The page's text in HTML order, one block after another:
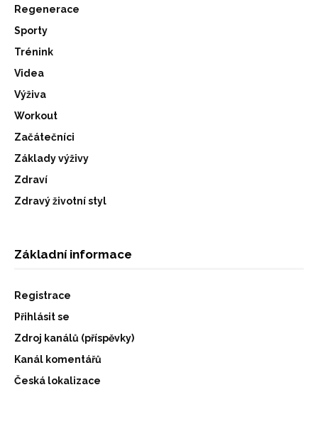
Regenerace
Sporty
Trénink
Videa
Výživa
Workout
Začátečníci
Základy výživy
Zdraví
Zdravý životní styl
Základní informace
Registrace
Přihlásit se
Zdroj kanálů (příspěvky)
Kanál komentářů
Česká lokalizace